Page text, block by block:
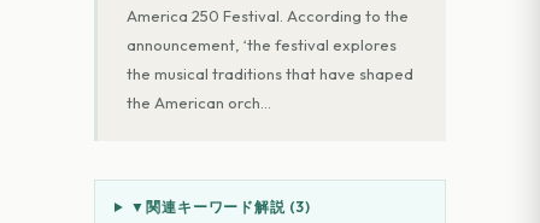
America 250 Festival. According to the
announcement, ‘the festival explores
the musical traditions that have shaped
the American orch
▼ 関連キーワード解説 (3)